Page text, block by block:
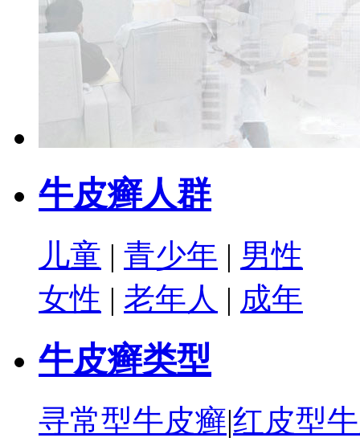
牛皮癣人群
儿童 | 青少年 | 男性
女性 | 老年人 | 成年
牛皮癣类型
寻常型牛皮癣|红皮型